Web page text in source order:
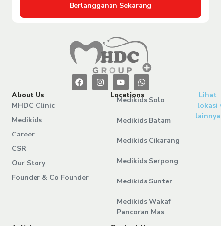
Berlangganan Sekarang
About Us
MHDC Clinic
Medikids
Career
CSR
Our Story
Founder & Co Founder
Locations
Medikids Solo
Medikids Batam
Medikids Cikarang
Medikids Serpong
Medikids Sunter
Medikids Wakaf
Pancoran Mas
Lihat
lokasi
lainnya